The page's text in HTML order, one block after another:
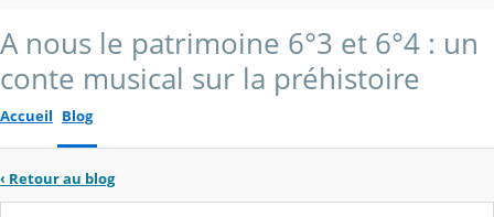
A nous le patrimoine 6°3 et 6°4 : un
conte musical sur la préhistoire
Accueil Blog
‹ Retour au blog